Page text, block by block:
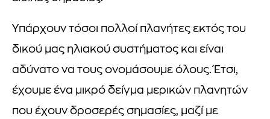
Υπάρχουν τόσοι πολλοί πλανήτες εκτός του
δικού μας ηλιακού συστήματος και είναι
αδύνατο να τους ονομάσουμε όλους. Έτσι,
έχουμε ένα μικρό δείγμα μερικών πλανητών
που έχουν δροσερές σημασίες, μαζί με